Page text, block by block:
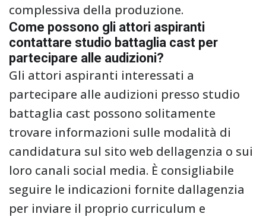
complessiva della produzione.
Come possono gli attori aspiranti
contattare studio battaglia cast per
partecipare alle audizioni?
Gli attori aspiranti interessati a
partecipare alle audizioni presso studio
battaglia cast possono solitamente
trovare informazioni sulle modalità di
candidatura sul sito web dellagenzia o sui
loro canali social media. È consigliabile
seguire le indicazioni fornite dallagenzia
per inviare il proprio curriculum e